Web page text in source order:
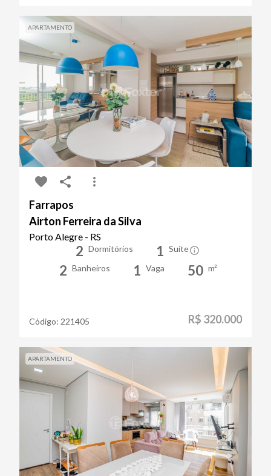
APARTAMENTO
Farrapos
Airton Ferreira da Silva
Porto Alegre - RS
2 Dormitórios 1 Suíte
2 Banheiros 1 Vaga 50 m²
Código: 221405 R$ 320.000
APARTAMENTO